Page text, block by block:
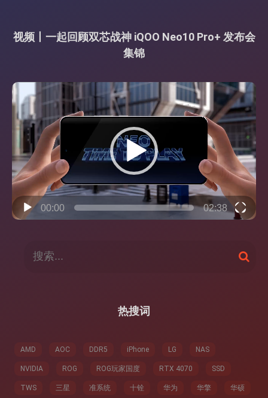
视频丨一起回顾双芯战神 iQOO Neo10 Pro+ 发布会
集锦
视
频
播
放
器
00:00 02:38
搜
索
热搜词
AMD AOC DDR5 iPhone LG NAS
NVIDIA ROG ROG玩家国度 RTX 4070 SSD
TWS 三星 准系统 十铨 华为 华擎 华硕